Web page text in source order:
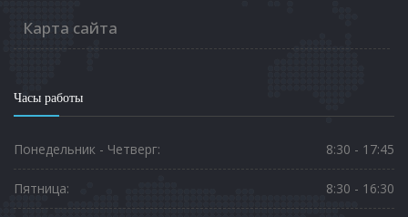
Карта сайта
Часы работы
Понедельник - Четверг: 8:30 - 17:45
Пятница: 8:30 - 16:30